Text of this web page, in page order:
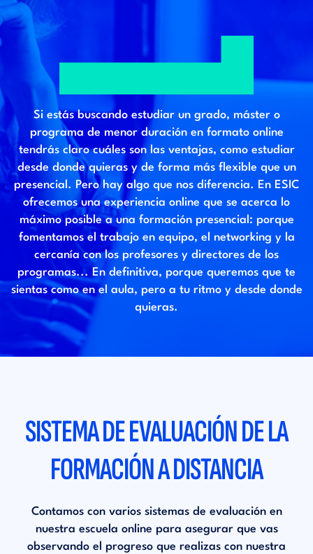
Si estás buscando estudiar un grado, máster o
programa de menor duración en formato online
tendrás claro cuáles son las ventajas, como estudiar
desde donde quieras y de forma más flexible que un
presencial. Pero hay algo que nos diferencia. En ESIC
ofrecemos una experiencia online que se acerca lo
máximo posible a una formación presencial: porque
fomentamos el trabajo en equipo, el networking y la
cercanía con los profesores y directores de los
programas... En definitiva, porque queremos que te
sientas como en el aula, pero a tu ritmo y desde donde
quieras.
SISTEMA DE EVALUACIÓN DE LA
FORMACIÓN A DISTANCIA
Contamos con varios sistemas de evaluación en
nuestra escuela online para asegurar que vas
observando el progreso que realizas con nuestra